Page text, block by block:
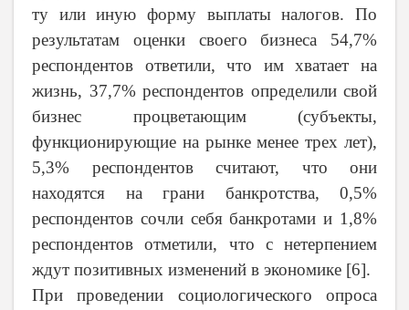
ту или иную форму выплаты налогов. По
результатам оценки своего бизнеса 54,7%
респондентов ответили, что им хватает на
жизнь, 37,7% респондентов определили свой
бизнес процветающим (субъекты,
функционирующие на рынке менее трех лет),
5,3% респондентов считают, что они
находятся на грани банкротства, 0,5%
респондентов сочли себя банкротами и 1,8%
респондентов отметили, что с нетерпением
ждут позитивных изменений в экономике [6].
При проведении социологического опроса